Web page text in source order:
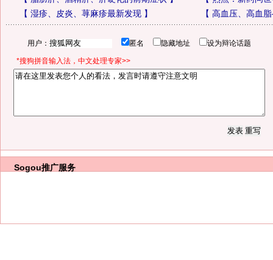
【 湿疹、皮炎、荨麻疹最新发现】 【 高血压、高血
用户： 匿名 隐藏地址 设为辩论话题
*搜狗拼音输入法，中文处理专家>>
Sogou推广服务